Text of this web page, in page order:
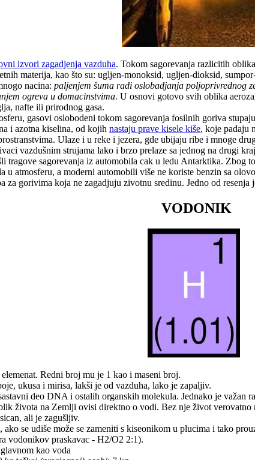
izvori zagadjenja vazduha. Tokom sagorevanja razlicitih
materija, kao što su: ugljen-monoksid, ugljen-dioksid,
nacina: paljenjem šuma radi oslobadjanja poljoprivrednog
ogreva u domacinstvima. U osnovi gotovo svih oblika
nafte ili prirodnog gasa.
gasovi oslobodeni tokom sagorevanja fosilnih goriva
i azotna kiselina, od kojih nastaju prave kisele kiše, koje padaju
Ulaze i u reke i jezera, gde ubijaju ribe i mnoge
vazdušnim strujama lako i brzo prelaze sa jednog na drugi
tragove sagorevanja iz automobila cak u ledu Antarktika. Zbog
u atmosferu, a moderni automobili više ne koriste benzin sa
za gorivima koja ne zagadjuju zivotnu sredinu. Jedno od
VODONIK
Redni broj mu je 1 kao i maseni broj.
ukusa i mirisa, lakši je od vazduha, lako je zapaljiv.
deo DNA i ostalih organskih molekula. Jednako je važan
života na Zemlji ovisi direktno o vodi. Bez nje život verovatno
ali je zagušljiv.
ako se udiše može se zameniti s kiseonikom u plucima i tako
vodonikov praskavac - H2/O2 2:1).
kao voda